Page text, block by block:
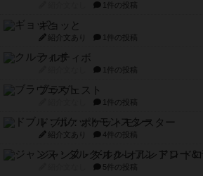
1件の投稿
ギョッと
紹介文あり 1件の投稿
クルティボ
1件の投稿
ブラヴェスト
1件の投稿
ドブル：ポケットモンスター
紹介文あり 4件の投稿
ジャンヌ・ダルク-オルレアン ド
5件の投稿